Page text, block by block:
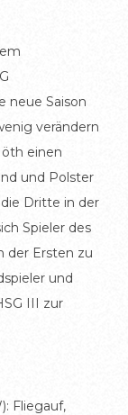
neue Saison
verändern
einen
und Polster
Dritte in der
Spieler des
der Ersten zu
und
III zur
Fliegauf,